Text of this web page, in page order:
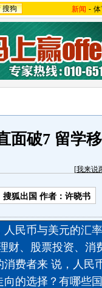
搜狗 新闻 -
面破7 留学
[我来说
搜狐出国 作者：许晓书
人民币与美元的汇
财、股票投资、消
费者来 说，人民
的选择？有哪些